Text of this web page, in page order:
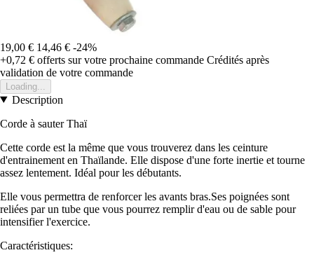
19,00 € 14,46 € -24%
+0,72 € offerts sur votre prochaine commande Crédités après
validation de votre commande
Loading...
Description
Corde à sauter Thaï
Cette corde est la même que vous trouverez dans les ceinture
d'entrainement en Thaïlande. Elle dispose d'une forte inertie et tourne
assez lentement. Idéal pour les débutants.
Elle vous permettra de renforcer les avants bras.Ses poignées sont
reliées par un tube que vous pourrez remplir d'eau ou de sable pour
intensifier l'exercice.
Caractéristiques: